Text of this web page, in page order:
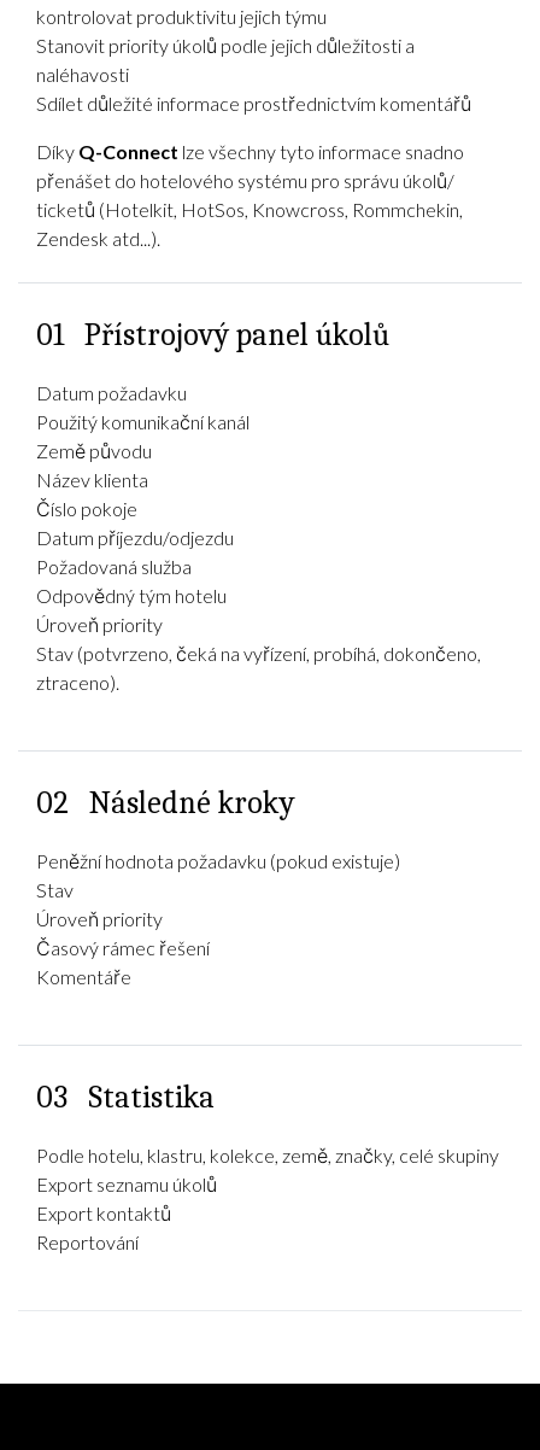
kontrolovat produktivitu jejich týmu
Stanovit priority úkolů podle jejich důležitosti a
naléhavosti
Sdílet důležité informace prostřednictvím komentářů
Díky Q-Connect lze všechny tyto informace snadno
přenášet do hotelového systému pro správu úkolů/
ticketů (Hotelkit, HotSos, Knowcross, Rommchekin,
Zendesk atd...).
01 Přístrojový panel úkolů
Datum požadavku
Použitý komunikační kanál
Země původu
Název klienta
Číslo pokoje
Datum příjezdu/odjezdu
Požadovaná služba
Odpovědný tým hotelu
Úroveň priority
Stav (potvrzeno, čeká na vyřízení, probíhá, dokončeno,
ztraceno).
02 Následné kroky
Peněžní hodnota požadavku (pokud existuje)
Stav
Úroveň priority
Časový rámec řešení
Komentáře
03 Statistika
Podle hotelu, klastru, kolekce, země, značky, celé skupiny
Export seznamu úkolů
Export kontaktů
Reportování